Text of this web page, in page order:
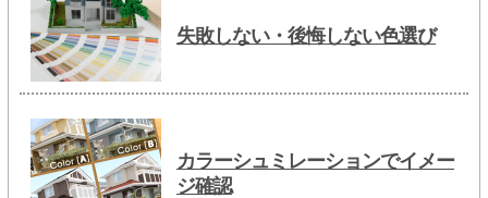
失敗しない・後悔しない色選び
カラーシュミレーションでイメー
ジ確認